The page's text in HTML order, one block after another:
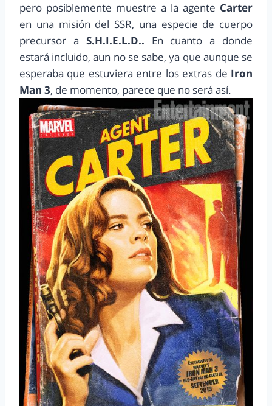
pero posiblemente muestre a la agente Carter
en una misión del SSR, una especie de cuerpo
precursor a S.H.I.E.L.D.. En cuanto a donde
estará incluido, aun no se sabe, ya que aunque se
esperaba que estuviera entre los extras de Iron
Man 3, de momento, parece que no será así.